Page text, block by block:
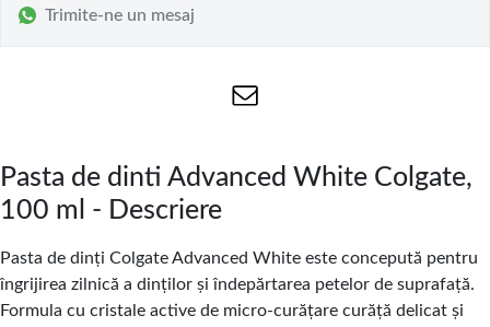
Trimite-ne un mesaj
Pasta de dinti Advanced White Colgate,
100 ml - Descriere
Pasta de dinți Colgate Advanced White este concepută pentru
îngrijirea zilnică a dinților și îndepărtarea petelor de suprafață.
Formula cu cristale active de micro-curățare curăță delicat și